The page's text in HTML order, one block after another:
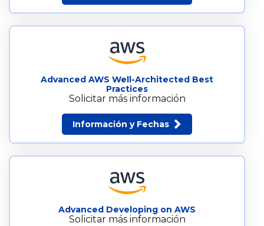
Advanced AWS Well-Architected Best
Practices
Solicitar más información
Información y Fechas
Advanced Developing on AWS
Solicitar más información